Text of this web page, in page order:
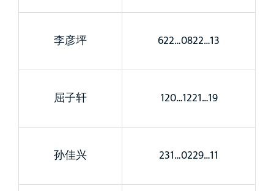
李彦坪 622…0822…13
屈子轩 120…1221…19
孙佳兴 231…0229…11